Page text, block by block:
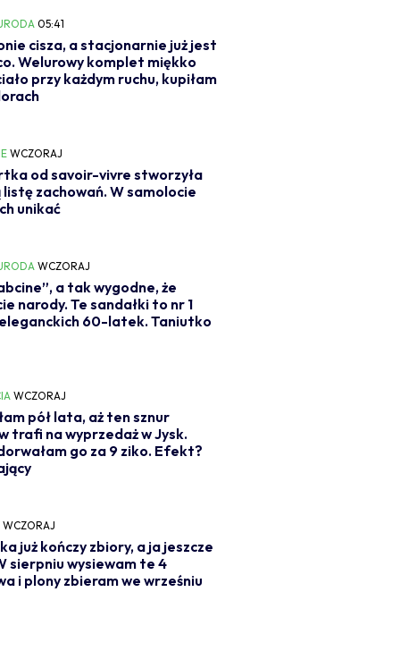
05:41
cisza, a stacjonarnie już jest
Welurowy komplet miękko
przy każdym ruchu, kupiłam
WCZORAJ
od savoir-vivre stworzyła
listę zachowań. W samolocie
unikać
WCZORAJ
a tak wygodne, że
narody. Te sandałki to nr 1
60-latek. Taniutko
WCZORAJ
pół lata, aż ten sznur
trafi na wyprzedaż w Jysk.
go za 9 ziko. Efekt?
WCZORAJ
już kończy zbiory, a ja jeszcze
sierpniu wysiewam te 4
i plony zbieram we wrześniu